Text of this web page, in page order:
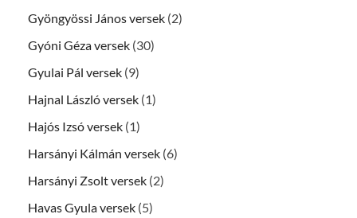
Gyöngyössi János versek (2)
Gyóni Géza versek (30)
Gyulai Pál versek (9)
Hajnal László versek (1)
Hajós Izsó versek (1)
Harsányi Kálmán versek (6)
Harsányi Zsolt versek (2)
Havas Gyula versek (5)